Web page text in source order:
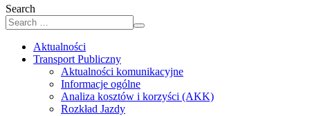
Search
Aktualności
Transport Publiczny
Aktualności komunikacyjne
Informacje ogólne
Analiza kosztów i korzyści (AKK)
Rozkład Jazdy